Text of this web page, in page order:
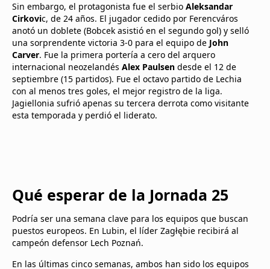
Sin embargo, el protagonista fue el serbio Aleksandar
Cirkovic, de 24 años. El jugador cedido por Ferencváros
anotó un doblete (Bobcek asistió en el segundo gol) y selló
una sorprendente victoria 3-0 para el equipo de John
Carver. Fue la primera portería a cero del arquero
internacional neozelandés Alex Paulsen desde el 12 de
septiembre (15 partidos). Fue el octavo partido de Lechia
con al menos tres goles, el mejor registro de la liga.
Jagiellonia sufrió apenas su tercera derrota como visitante
esta temporada y perdió el liderato.
Qué esperar de la Jornada 25
Podría ser una semana clave para los equipos que buscan
puestos europeos. En Lubin, el líder Zagłębie recibirá al
campeón defensor Lech Poznań.
En las últimas cinco semanas, ambos han sido los equipos